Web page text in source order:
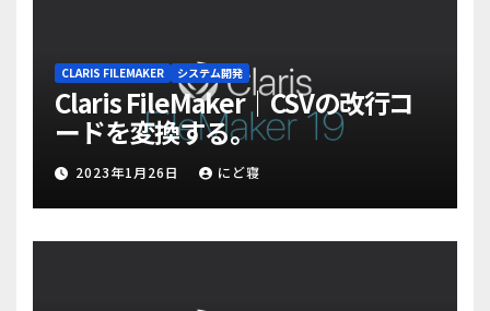
CLARIS FILEMAKER システム開発
Claris FileMaker｜CSVの改行コ
ードを変換する。
2023年1月26日 にど寝